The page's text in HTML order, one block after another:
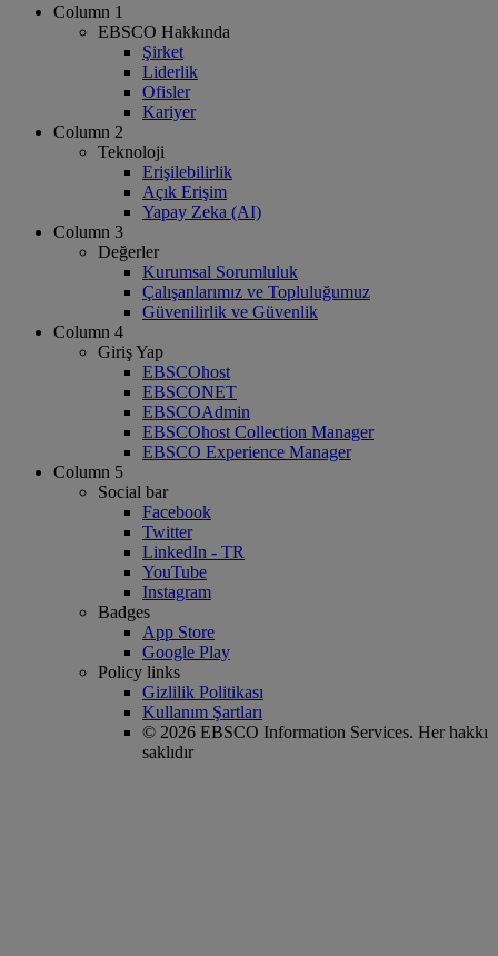
Column 1
EBSCO Hakkında
Şirket
Liderlik
Ofisler
Kariyer
Column 2
Teknoloji
Erişilebilirlik
Açık Erişim
Yapay Zeka (AI)
Column 3
Değerler
Kurumsal Sorumluluk
Çalışanlarımız ve Topluluğumuz
Güvenilirlik ve Güvenlik
Column 4
Giriş Yap
EBSCOhost
EBSCONET
EBSCOAdmin
EBSCOhost Collection Manager
EBSCO Experience Manager
Column 5
Social bar
Facebook
Twitter
LinkedIn - TR
YouTube
Instagram
Badges
App Store
Google Play
Policy links
Gizlilik Politikası
Kullanım Şartları
© 2026 EBSCO Information Services. Her hakkı
saklıdır